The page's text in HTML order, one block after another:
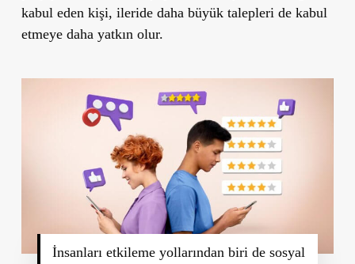
kabul eden kişi, ileride daha büyük talepleri de kabul
etmeye daha yatkın olur.
İnsanları etkileme yollarından biri de sosyal